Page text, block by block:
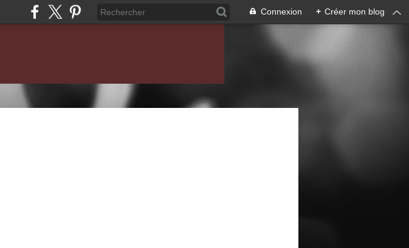
Connexion + Créer mon blog